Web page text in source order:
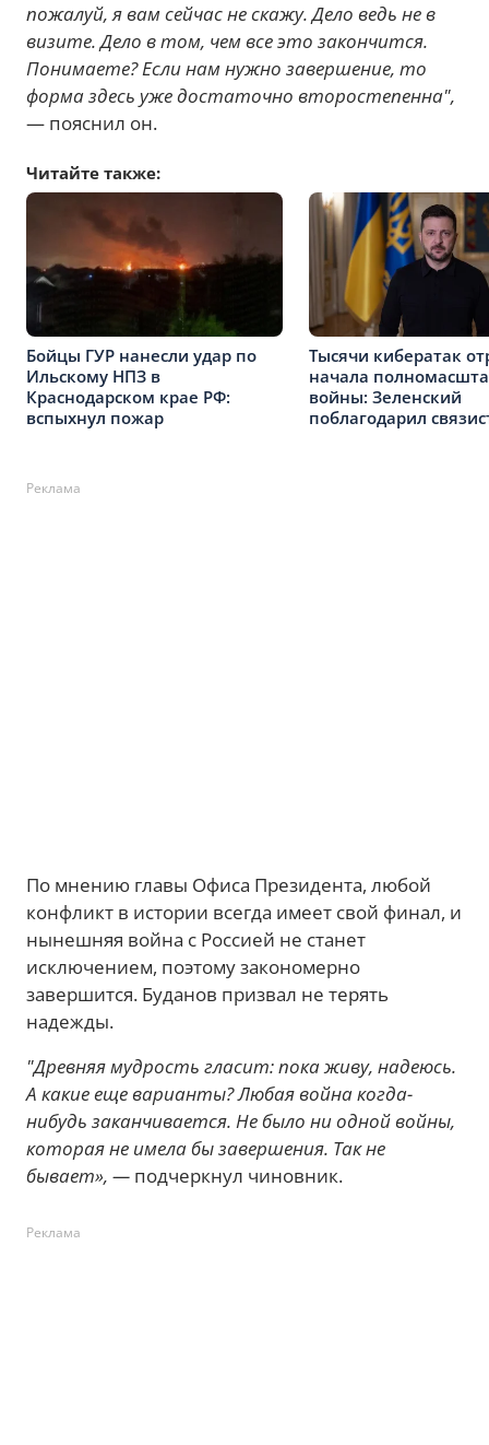
пожалуй, я вам сейчас не скажу. Дело ведь не в
визите. Дело в том, чем все это закончится.
Понимаете? Если нам нужно завершение, то
форма здесь уже достаточно второстепенна",
— пояснил он.
Читайте также:
Бойцы ГУР нанесли удар по
Ильскому НПЗ в
Краснодарском крае РФ:
вспыхнул пожар
Тысячи кибератак
начала
войны: Зеленский
поблагодарил
Реклама
По мнению главы Офиса Президента, любой
конфликт в истории всегда имеет свой финал, и
нынешняя война с Россией не станет
исключением, поэтому закономерно
завершится. Буданов призвал не терять
надежды.
"Древняя мудрость гласит: пока живу, надеюсь.
А какие еще варианты? Любая война когда-
нибудь заканчивается. Не было ни одной войны,
которая не имела бы завершения. Так не
бывает», — подчеркнул чиновник.
Реклама